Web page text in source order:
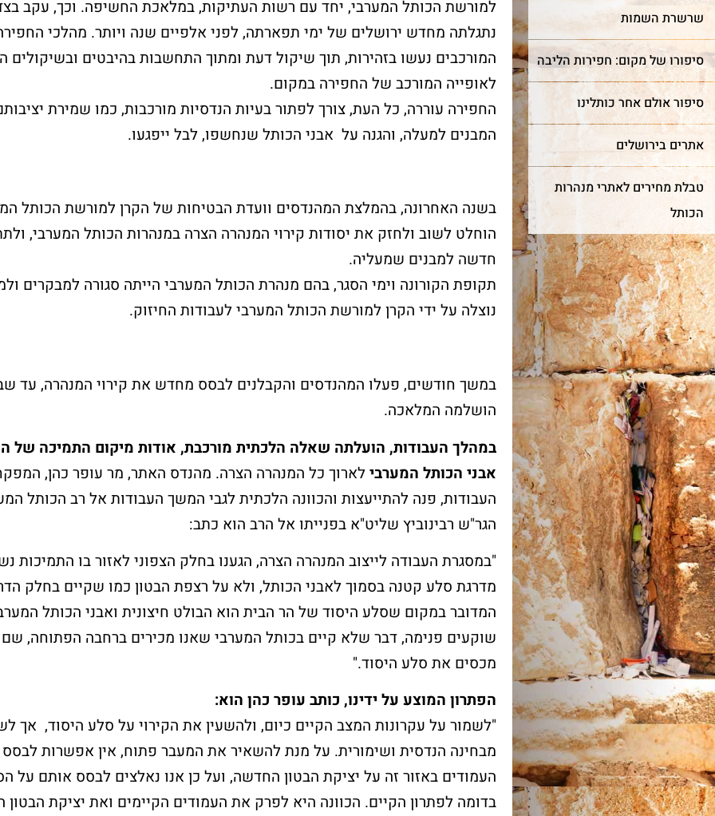
שרשרת השמות
סיפורו של מקום: חפירות הליבה
סיפור אולם אחר כותלינו
אתרים בירושלים
טבלת מחירים לאתרי מנהרות
הכותל
למורשת הכותל המערבי, יחד עם רשות העתיקות, במלאכת החשיפה. וכך, עקב
נתגלתה מחדש ירושלים של ימי תפארתה, לפני אלפיים שנה ויותר. מהלכי
המורכבים נעשו בזהירות, תוך שיקול דעת ומתוך התחשבות בהיבטים ובשיקולים
לאופייה המורכב של החפירה במקום.
החפירה עוררה, כל העת, צורך לפתור בעיות הנדסיות מורכבות, כמו שמירת
המבנים למעלה, והגנה על אבני הכותל שנחשפו, לבל ייפגעו.
בשנה האחרונה, בהמלצת המהנדסים וועדת הבטיחות של הקרן למורשת הכותל
הוחלט לשוב ולחזק את יסודות קירוי המנהרה הצרה במנהרות הכותל המערבי,
חדשה למבנים שמעליה.
תקופת הקורונה וימי הסגר, בהם מנהרת הכותל המערבי הייתה סגורה למבקרים
נוצלה על ידי הקרן למורשת הכותל המערבי לעבודות החיזוק.
במשך חודשים, פעלו המהנדסים והקבלנים לבסס מחדש את קירוי המנהרה, עד
הושלמה המלאכה.
במהלך העבודות, הועלתה שאלה הלכתית מורכבת, אודות מיקום התמיכה של
אבני הכותל המערבי לארוך כל המנהרה הצרה. מהנדס האתר, מר עופר כהן,
העבודות, פנה להתייעצות והכוונה הלכתית לגבי המשך העבודות אל רב הכותל
הגר"ש רבינוביץ שליט"א בפנייתו אל הרב הוא כתב:
"במסגרת העבודה לייצוב המנהרה הצרה, הגענו בחלק הצפוני לאזור בו התמיכות
מדרגת סלע קטנה בסמוך לאבני הכותל, ולא על רצפת הבטון כמו שקיים בחלק
המדובר במקום שסלע היסוד של הר הבית הוא הבולט חיצונית ואבני הכותל
שוקעים פנימה, דבר שלא קיים בכותל המערבי שאנו מכירים ברחבה הפתוחה,
מכסים את סלע היסוד."
הפתרון המוצע על ידינו, כותב עופר כהן הוא:
"לשמור על עקרונות המצב הקיים כיום, ולהשעין את הקירוי על סלע היסוד, אך
מבחינה הנדסית ושימורית. על מנת להשאיר את המעבר פתוח, אין אפשרות
העמודים באזור זה על יציקת הבטון החדשה, ועל כן אנו נאלצים לבסס אותם על
בדומה לפתרון הקיים. הכוונה היא לפרק את העמודים הקיימים ואת יציקת הבטון
מצווה
למורשת הכותל המערבי
אתכם לחגוג בר מצווה
בטקס מרגש ובאווירה
של אחדות וקדושה.
עוד על בר מצווה >
חדש!מייצג
שער השמיים
האבנים העתיקות?
עוד על שער השמיים >
חלאקה בכותל
המערבי
בשערי הכותל
וילווה אתכם במהלך הארוע.
להרשמה ללא עלות >
שלח פתק
לכותל
שלח עכשיו